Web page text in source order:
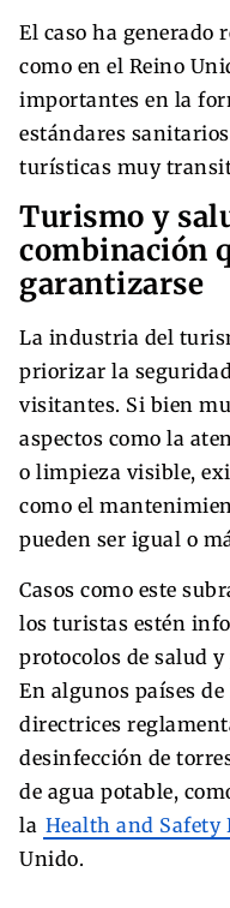
El caso ha generado
como en el Reino
importantes en la
estándares
turísticas muy
Turismo y
combinación
garantizarse
La industria del
priorizar la
visitantes. Si bien
aspectos como la
o limpieza visible,
como el
pueden ser igual o
Casos como este
los turistas estén
protocolos de salud
En algunos países
directrices
desinfección de
de agua potable,
la Health and Safety
Unido.